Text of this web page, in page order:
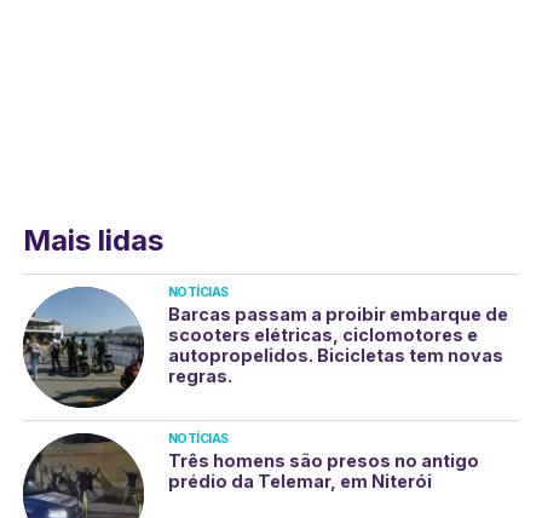
Mais lidas
NOTÍCIAS
Barcas passam a proibir embarque de
scooters elétricas, ciclomotores e
autopropelidos. Bicicletas tem novas
regras.
NOTÍCIAS
Três homens são presos no antigo
prédio da Telemar, em Niterói